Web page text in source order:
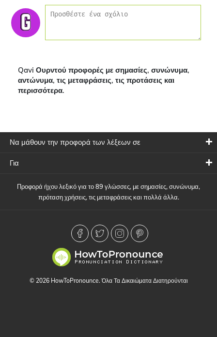
Qavi Ουρντού προφορές με σημασίες, συνώνυμα,
αντώνυμα, τις μεταφράσεις, τις προτάσεις και
περισσότερα.
Να μάθουν την προφορά των λέξεων σε
Για
Προφορά ήχου λεξικό για το 89 γλώσσες, με σημασίες, συνώνυμα,
πρόταση χρήσεις, τις μεταφράσεις και πολλά άλλα.
© 2026 HowToPronounce. Όλα Τα Δικαιώματα Διατηρούνται